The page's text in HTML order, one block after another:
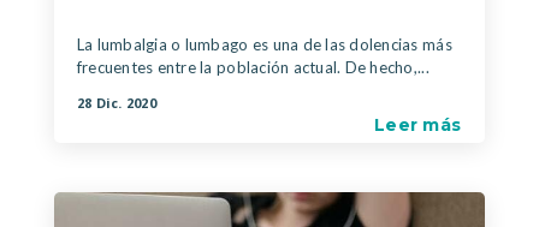
La lumbalgia o lumbago es una de las dolencias más
frecuentes entre la población actual. De hecho,...
28 Dic. 2020
Leer más